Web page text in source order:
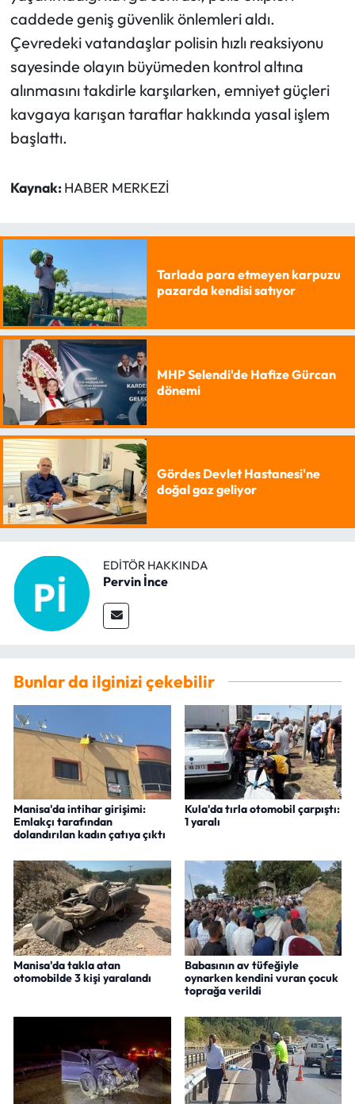
caddede geniş güvenlik önlemleri aldı.
Çevredeki vatandaşlar polisin hızlı reaksiyonu
sayesinde olayın büyümeden kontrol altına
alınmasını takdirle karşılarken, emniyet güçleri
kavgaya karışan taraflar hakkında yasal işlem
başlattı.
Kaynak: HABER MERKEZİ
Tarlada para etmeyen karpuzu
pazarda kendisi satıyor
MHP Selendi'de Hafize Gürcan
dönemi
Gördes Devlet Hastanesi'ne
doğal gaz geliyor
EDITÖR HAKKINDA
Pervin İnce
Bunlar da ilginizi çekebilir
Manisa'da intihar girişimi:
Emlakçı tarafından
dolandırılan kadın çatıya çıktı
Kula'da tırla otomobil çarpıştı:
1 yaralı
Manisa'da takla atan
otomobilde 3 kişi yaralandı
Babasının av tüfeğiyle
oynarken kendini vuran çocuk
toprağa verildi